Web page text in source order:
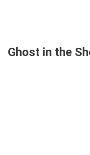
Ghost in the